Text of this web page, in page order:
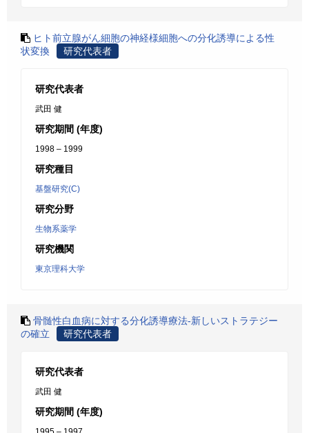
ヒト前立腺がん細胞の神経様細胞への分化誘導による性
状変換
研究代表者
研究代表者
武田 健
研究期間 (年度)
1998 – 1999
研究種目
基盤研究(C)
研究分野
生物系薬学
研究機関
東京理科大学
骨髄性白血病に対する分化誘導療法-新しいストラテジー
の確立
研究代表者
研究代表者
武田 健
研究期間 (年度)